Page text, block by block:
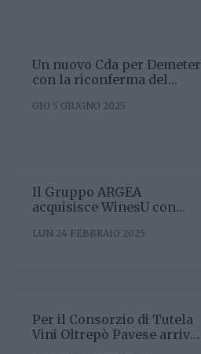
Un nuovo Cda per Demeter
con la riconferma del
GIO 5 GIUGNO 2025
Il Gruppo ARGEA
acquisisce WinesU con
posizionamento negli Stati
LUN 24 FEBBRAIO 2025
Per il Consorzio di Tutela
Vini Oltrepò Pavese arriva